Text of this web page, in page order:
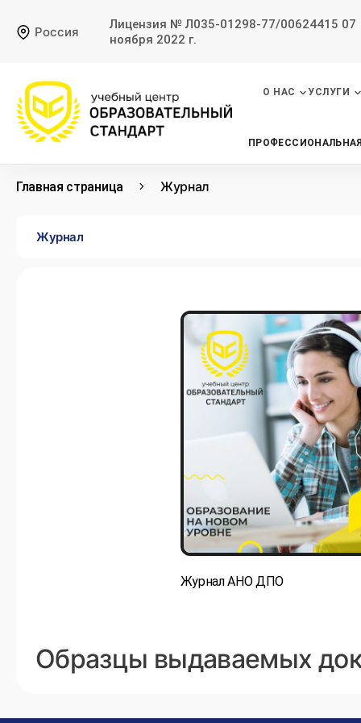
Россия
Лицензия № Л035-01298-77/00624415 07
ноября 2022 г.
О НАС УСЛУГИ
Главная страница Журнал
Журнал АНО ДПО
Образцы выдаваемых
Журнал